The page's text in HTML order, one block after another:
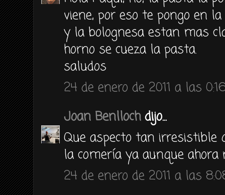
viene, por eso te pongo en
y la bolognesa estan mas
horno se cueza la pasta.
saludos
24 de enero de 2011 a las
Joan Benllochdijo...
Que aspecto tan irresistible
la comería ya aunque
24 de enero de 2011 a las